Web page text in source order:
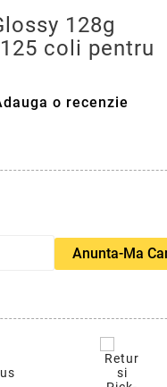
128g
coli pentru
o recenzie
Anunta-Ma